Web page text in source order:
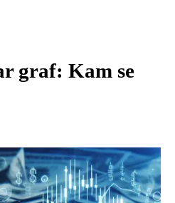
graf: Kam se